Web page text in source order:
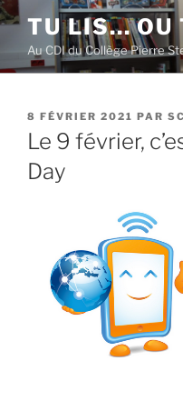
Aller
contenu
principal
TU LIS… OU
Au CDI du Collège Pierre
PUBLIÉ
LE
8 FÉVRIER 2021 PAR
Le 9 février,
Day